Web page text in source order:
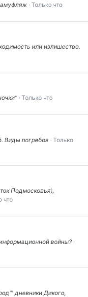
Только что
или излишество.
Только что
Виды погребов
Только
Подмосковья),
что
войны?
дневники Дикого,